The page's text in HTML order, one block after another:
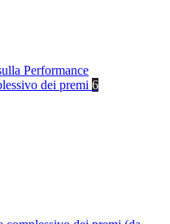
Performance
dei premi 6